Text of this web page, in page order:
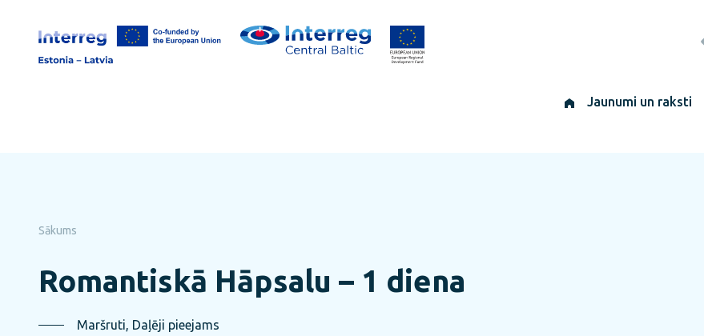
Jaunumi un raksti
Sākums
Romantiskā Hāpsalu – 1 diena
Maršruti, Daļēji pieejams